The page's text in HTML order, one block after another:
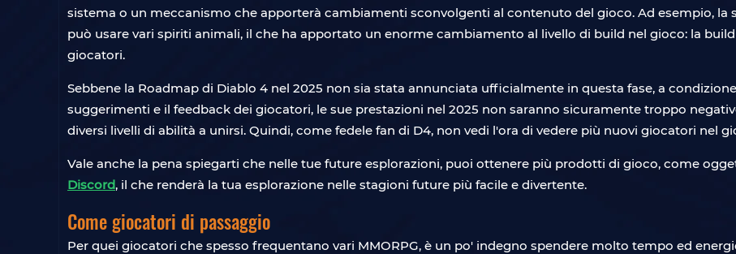
sistema o un meccanismo che apporterà cambiamenti sconvolgenti al contenuto del gioco. Ad esempio,
può usare vari spiriti animali, il che ha apportato un enorme cambiamento al livello di build nel gioco: la
giocatori.
Sebbene la Roadmap di Diablo 4 nel 2025 non sia stata annunciata ufficialmente in questa fase, a
suggerimenti e il feedback dei giocatori, le sue prestazioni nel 2025 non saranno sicuramente troppo
diversi livelli di abilità a unirsi. Quindi, come fedele fan di D4, non vedi l'ora di vedere più nuovi giocatori nel
Vale anche la pena spiegarti che nelle tue future esplorazioni, puoi ottenere più prodotti di gioco, come
Discord, il che renderà la tua esplorazione nelle stagioni future più facile e divertente.
Come giocatori di passaggio
Per quei giocatori che spesso frequentano vari MMORPG, è un po' indegno spendere molto tempo ed